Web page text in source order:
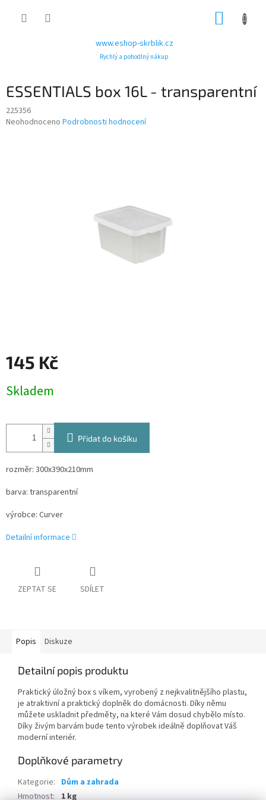
www.eshop-skrblik.cz
Rychlý a pohodlný nákup
ESSENTIALS box 16L - transparentní
225356
Průměrné
Neohodnoceno Podrobnosti hodnocení
145 Kč
cena:
Skladem
Přidat do košíku
rozměr: 300x390x210mm
barva: transparentní
výrobce: Curver
Detailní informace
ZEPTAT SE SDÍLET
Popis Diskuze
Detailní popis produktu
Praktický úložný box s víkem, vyrobený z nejkvalitnějšího plastu,
je atraktivní a praktický doplněk do domácnosti. Díky němu
můžete uskladnit předměty, na které Vám dosud chybělo místo.
Díky živým barvám bude tento výrobek ideálně doplňovat Váš
moderní interiér.
Doplňkové parametry
Kategorie: Dům a zahrada
Hmotnost: 1 kg